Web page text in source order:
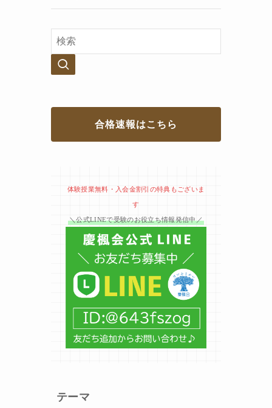
合格速報はこちら
体験授業無料・入会金割引の特典もございま
す
＼公式LINEで受験のお役立ち情報発信中／
テーマ